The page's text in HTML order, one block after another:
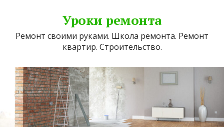
Уроки ремонта
Ремонт своими руками. Школа ремонта. Ремонт
квартир. Строительство.